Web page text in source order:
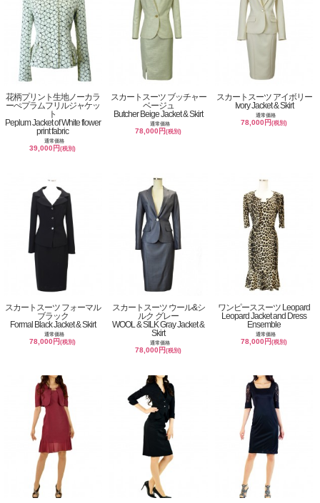
花柄プリント生地ノーカラ
ーぺプラムフリルジャケッ
ト
Peplum Jacket of White flower
print fabric
通常価格
39,000円(税別)
スカートスーツ ブッチャー
ベージュ
Butcher Beige Jacket & Skirt
通常価格
78,000円(税別)
スカートスーツ アイボリー
Ivory Jacket & Skirt
通常価格
78,000円(税別)
スカートスーツ フォーマル
ブラック
Formal Black Jacket & Skirt
通常価格
78,000円(税別)
スカートスーツ ウール&シ
ルク グレー
WOOL & SILK Gray Jacket &
Skirt
通常価格
78,000円(税別)
ワンピーススーツ Leopard
Leopard Jacket and Dress
Ensemble
通常価格
78,000円(税別)